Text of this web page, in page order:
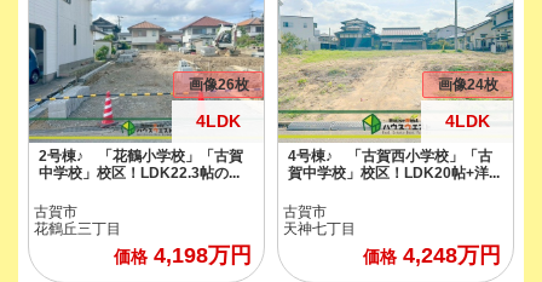
4LDK
画像26枚
2号棟♪ 「花鶴小学校」「古賀
中学校」校区！LDK22.3帖の...
古賀市
花鶴丘三丁目
価格4,198万円
4LDK
画像24枚
4号棟♪ 「古賀西小学校」「古
賀中学校」校区！LDK20帖+洋...
古賀市
天神七丁目
価格4,248万円